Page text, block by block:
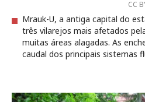
CC
Mrauk-U, a antiga capital do
três vilarejos mais afetados
muitas áreas alagadas. As
caudal dos principais sistemas